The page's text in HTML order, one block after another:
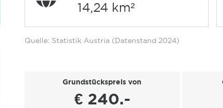
14,24 km²
Quelle: Statistik Austria (Datenstand 2024)
Grundstückspreis von
€ 240.-